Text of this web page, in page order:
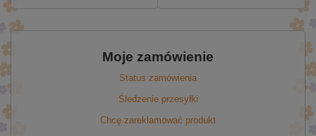
Moje zamówienie
Status zamówienia
Śledzenie przesyłki
Chcę zareklamować produkt